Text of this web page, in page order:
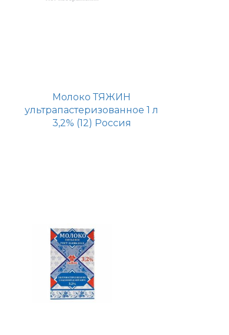
Молоко ТЯЖИН
ультрапастеризованное 1 л
3,2% (12) Россия